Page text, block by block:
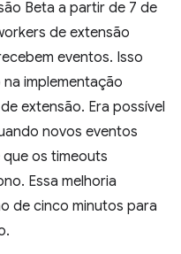
Beta a partir de 7 de
de extensão
eventos. Isso
implementação
extensão. Era possível
novos eventos
os timeouts
Essa melhoria
de cinco minutos para